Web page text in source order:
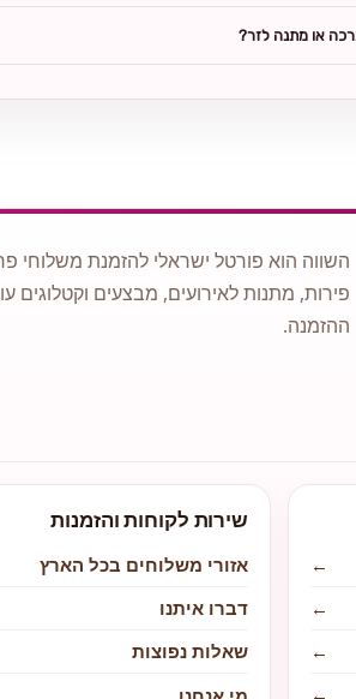
או מתנה לזר?
השווה הוא פורטל ישראלי להזמנת משלוחי
פירות, מתנות לאירועים, מבצעים וקטלוגים
ההזמנה.
←
←
←
שירות לקוחות והזמנות
אזורי משלוחים בכל הארץ
דברו איתנו
שאלות נפוצות